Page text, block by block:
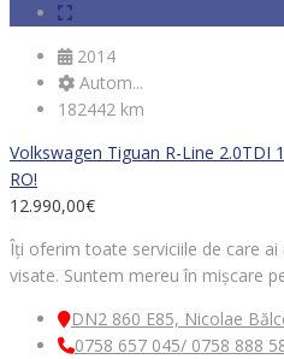
2014
Autom...
182442 km
Volkswagen Tiguan R-Line 2.0TDI
RO!
12.990,00€
Îți oferim toate serviciile de care
visate. Suntem mereu în mișcare
DN2 860 E85, Nicolae
0758 657 045/ 0758 888